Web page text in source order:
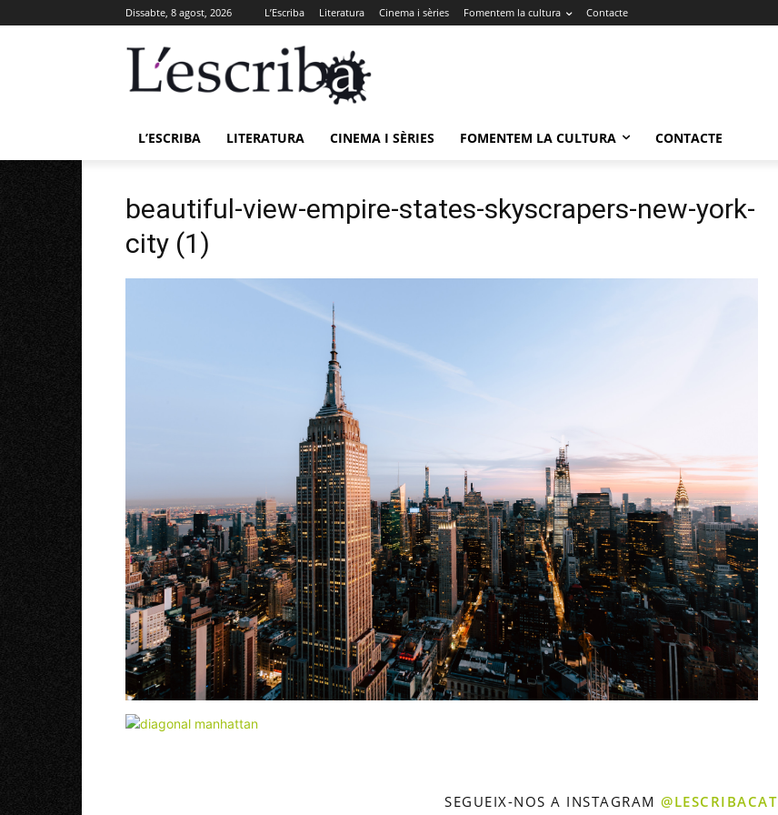
Dissabte, 8 agost, 2026 L’Escriba Literatura Cinema i sèries Fomentem la cultura Contacte
L’ESCRIBA LITERATURA CINEMA I SÈRIES FOMENTEM LA CULTURA CONTACTE
beautiful-view-empire-states-skyscrapers-new-york-
city (1)
SEGUEIX-NOS A INSTAGRAM @LESCRIBACAT